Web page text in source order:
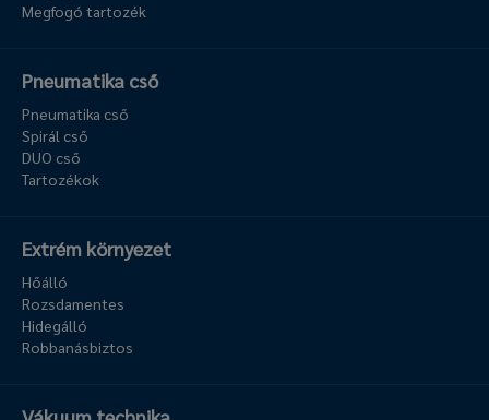
Megfogó tartozék
Pneumatika cső
Pneumatika cső
Spirál cső
DUO cső
Tartozékok
Extrém környezet
Hőálló
Rozsdamentes
Hidegálló
Robbanásbiztos